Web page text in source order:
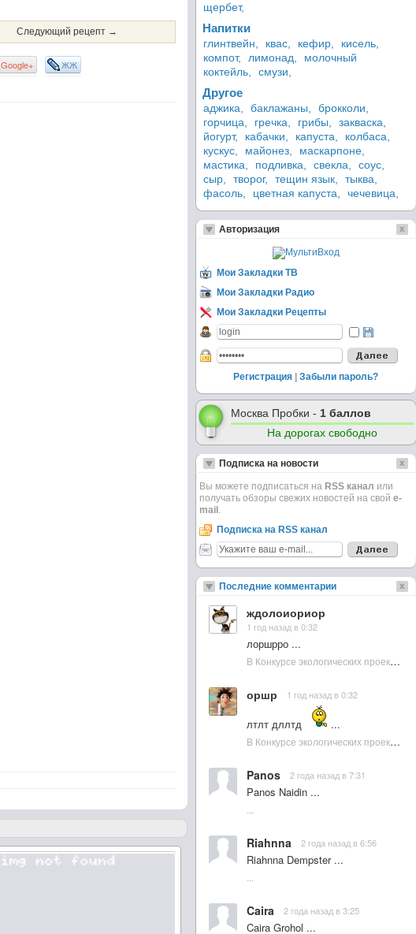
Следующий рецепт →
Google+ ЖЖ
щербет,
Напитки
глинтвейн, квас, кефир,
кисель,
компот,
лимонад,
молочный
коктейль,
смузи,
Другое
аджика, баклажаны,
брокколи,
горчица,
гречка, грибы,
закваска,
йогурт,
кабачки, капуста,
колбаса,
кускус,
майонез,
маскарпоне,
мастика,
подливка, свекла,
соус,
сыр,
творог, тещин язык,
тыква,
фасоль,
цветная капуста, чечевица,
Авторизация
Мои Закладки ТВ
Мои Закладки Радио
Мои Закладки Рецепты
Регистрация Забыли пароль?
Москва Пробки - 1 баллов
На дорогах свободно
Подписка на новости
Вы можете подписаться на RSS канал или
получать обзоры свежих новостей на свой e-
mail .
Подписка на RSS канал
Последние комментарии
ждолоиориор
1 год назад в 0:32
лоршрро ...
В Конкурсе экологических проектов в Подмосковье активно участвовала молодежь :: NewsRbk.ru...
оршр 1 год назад в 0:32
лтлт дллтд
...
В Конкурсе экологических проектов в Подмосковье активно участвовала молодежь :: NewsRbk.ru...
Panos 2 года назад в 7:31
Panos Naidin ...
Riahnna 2 года назад в 6:56
Riahnna Dempster ...
Caira 2 года назад в 3:25
Caira Grohol ...